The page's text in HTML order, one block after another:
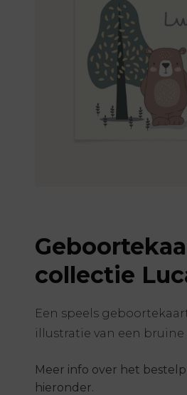
collectie
Een speels
illustratie van een bruine
Meer info over het
hieronder.